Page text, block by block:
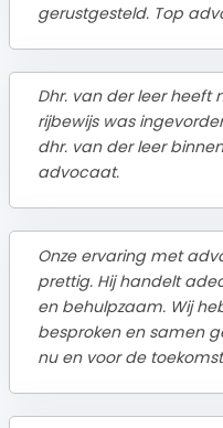
gerustgesteld. Top
Dhr. van der leer heeft
rijbewijs was
dhr. van der leer
advocaat.
Onze ervaring met
prettig. Hij handelt
en behulpzaam. Wij
besproken en samen
nu en voor de